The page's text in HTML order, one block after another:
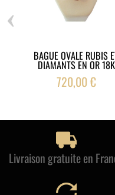
BAGUE OVALE RUBIS
DIAMANTS EN OR 18K
720,00 €
‹
Livraison gratuite en